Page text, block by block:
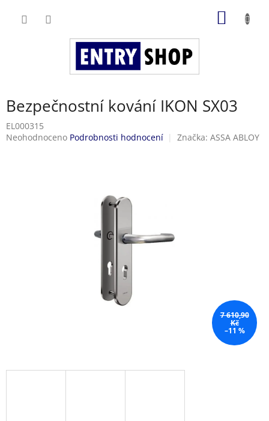
Bezpečnostní kování IKON SX03
EL000315
Průměrné
Neohodnoceno Podrobnosti hodnocení Značka: ASSA ABLOY
7 610,90
Kč
–11 %